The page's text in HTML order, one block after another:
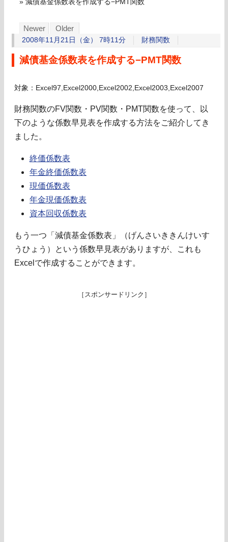
» 減債基金係数表を作成する−PMT関数
Newer Older
2008年11月21日（金） 7時11分 財務関数
減債基金係数表を作成する−PMT関数
対象：Excel97,Excel2000,Excel2002,Excel2003,Excel2007
財務関数のFV関数・PV関数・PMT関数を使って、以
下のような係数早見表を作成する方法をご紹介してき
ました。
終価係数表
年金終価係数表
現価係数表
年金現価係数表
資本回収係数表
もう一つ「減債基金係数表」（げんさいききんけいす
うひょう）という係数早見表がありますが、これも
Excelで作成することができます。
［スポンサードリンク］